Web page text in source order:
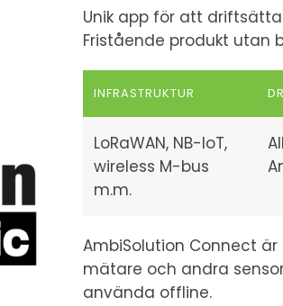
Unik app för att
Fristående produkt utan
INFRASTRUKTUR
LoRaWAN, NB-IoT,
wireless M-bus
m.m.
AmbiSolution Connect
mätare och andra
använda offline.